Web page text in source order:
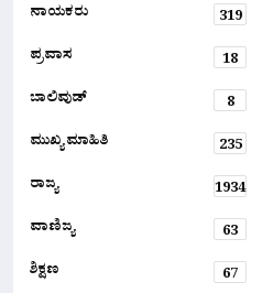
ನಾಯಕರು
319
ಪ್ರವಾಸ
18
ಬಾಲಿವುಡ್
8
ಮುಖ್ಯ ಮಾಹಿತಿ
235
ರಾಜ್ಯ
1934
ವಾಣಿಜ್ಯ
63
ಶಿಕ್ಷಣ
67